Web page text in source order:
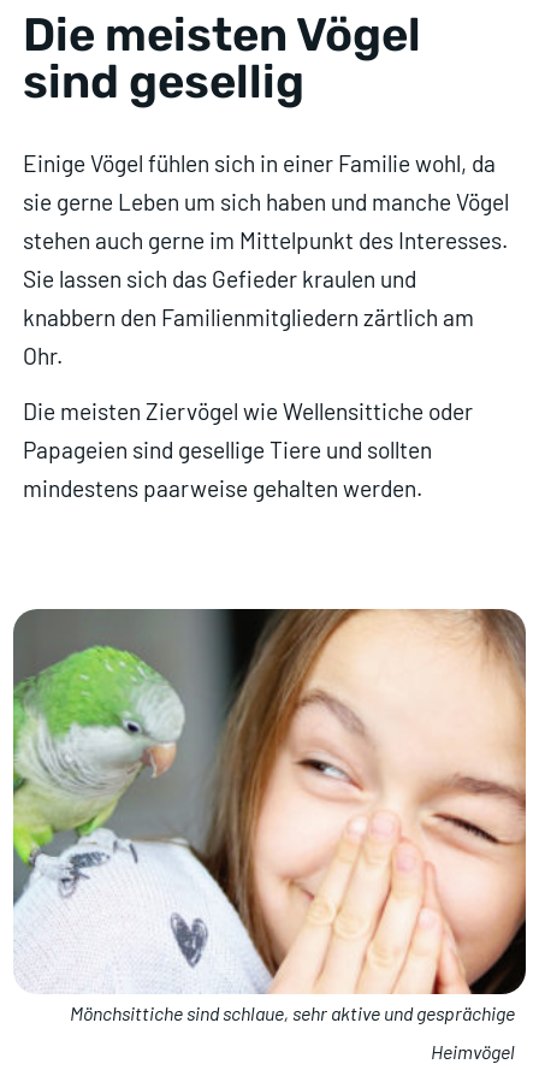
Die meisten Vögel
sind gesellig
Einige Vögel fühlen sich in einer Familie wohl, da
sie gerne Leben um sich haben und manche Vögel
stehen auch gerne im Mittelpunkt des Interesses.
Sie lassen sich das Gefieder kraulen und
knabbern den Familienmitgliedern zärtlich am
Ohr.
Die meisten Ziervögel wie Wellensittiche oder
Papageien sind gesellige Tiere und sollten
mindestens paarweise gehalten werden.
Mönchsittiche sind schlaue, sehr aktive und gesprächige
Heimvögel